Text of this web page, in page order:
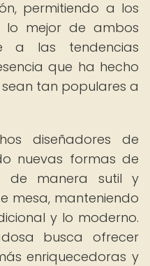
permitiendo a los
lo mejor de ambos
a las tendencias
que ha hecho
tan populares a
diseñadores de
nuevas formas de
de manera sutil y
mesa, manteniendo
y lo moderno.
busca ofrecer
enriquecedoras y